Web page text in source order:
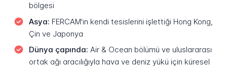
bölgesi
Asya: FERCAM'ın kendi tesislerini işlettiği Hong Kong,
Çin ve Japonya
Dünya çapında: Air & Ocean bölümü ve uluslararası
ortak ağı aracılığıyla hava ve deniz yükü için küresel